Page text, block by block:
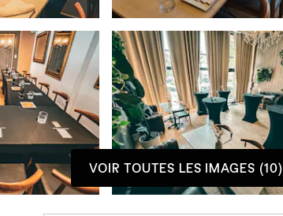
VOIR TOUTES LES IMAGES (10)